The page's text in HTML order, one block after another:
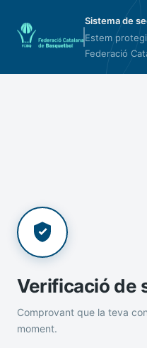
Sistema de
Estem
Federació
Verificació de
Comprovant que la teva
moment.